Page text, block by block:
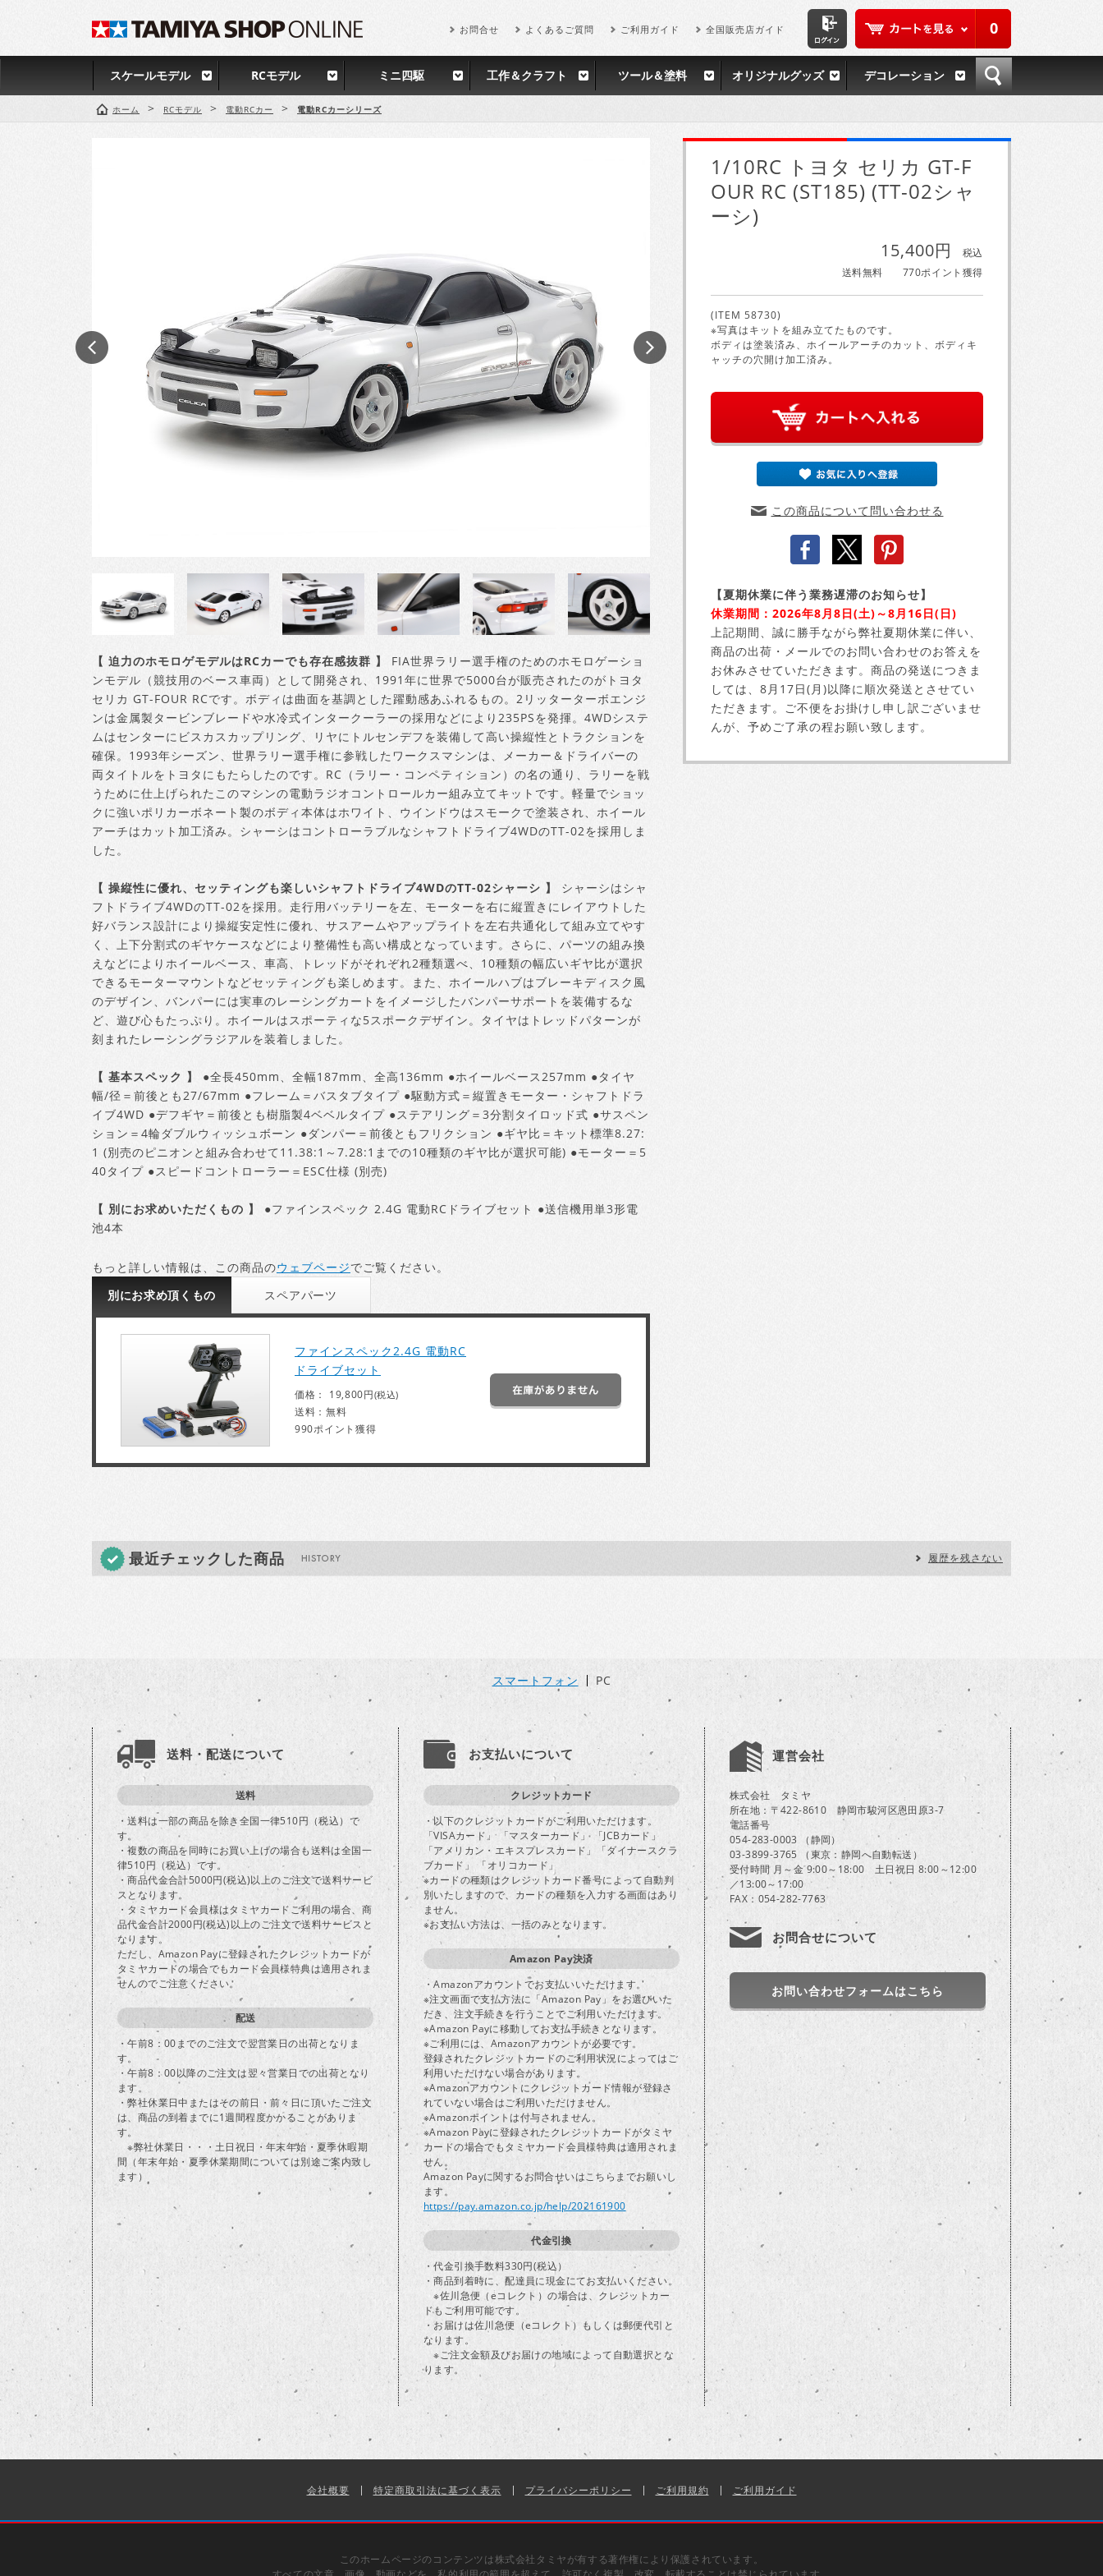
0
お問合せ よくあるご質問 ご利用ガイド 全国販売店ガイド
スケールモデル RCモデル ミニ四駆 工作＆クラフト ツール＆塗料 オリジナルグッズ デコレーション
ホーム > RCモデル > 電動RCカー > 電動RCカーシリーズ
【 迫力のホモロゲモデルはRCカーでも存在感抜群 】
FIA世界ラリー選手権のためのホモロゲーショ
ンモデル（競技用のベース車両）として開発され、1991年に世界で5000台が販売されたのがトヨタ
セリカ GT-FOUR RCです。ボディは曲面を基調とした躍動感あふれるもの。2リッターターボエンジ
ンは金属製タービンブレードや水冷式インタークーラーの採用などにより235PSを発揮。4WDシステ
ムはセンターにビスカスカップリング、リヤにトルセンデフを装備して高い操縦性とトラクションを
確保。1993年シーズン、世界ラリー選手権に参戦したワークスマシンは、メーカー＆ドライバーの
両タイトルをトヨタにもたらしたのです。RC（ラリー・コンペティション）の名の通り、ラリーを戦
うために仕上げられたこのマシンの電動ラジオコントロールカー組み立てキットです。軽量でショッ
クに強いポリカーボネート製のボディ本体はホワイト、ウインドウはスモークで塗装され、ホイール
アーチはカット加工済み。シャーシはコントローラブルなシャフトドライブ4WDのTT-02を採用しま
した。
【 操縦性に優れ、セッティングも楽しいシャフトドライブ4WDのTT-02シャーシ 】
シャーシはシャ
フトドライブ4WDのTT-02を採用。走行用バッテリーを左、モーターを右に縦置きにレイアウトした
好バランス設計により操縦安定性に優れ、サスアームやアップライトを左右共通化して組み立てやす
く、上下分割式のギヤケースなどにより整備性も高い構成となっています。さらに、パーツの組み換
えなどによりホイールベース、車高、トレッドがそれぞれ2種類選べ、10種類の幅広いギヤ比が選択
できるモーターマウントなどセッティングも楽しめます。また、ホイールハブはブレーキディスク風
のデザイン、バンパーには実車のレーシングカートをイメージしたバンパーサポートを装備するな
ど、遊び心もたっぷり。ホイールはスポーティな5スポークデザイン。タイヤはトレッドパターンが
刻まれたレーシングラジアルを装着しました。
【 基本スペック 】
●全長450mm、全幅187mm、全高136mm ●ホイールベース257mm ●タイヤ
幅/径＝前後とも27/67mm ●フレーム＝バスタブタイプ ●駆動方式＝縦置きモーター・シャフトドラ
イブ4WD ●デフギヤ＝前後とも樹脂製4ベベルタイプ ●ステアリング＝3分割タイロッド式 ●サスペン
ション＝4輪ダブルウィッシュボーン ●ダンパー＝前後ともフリクション ●ギヤ比＝キット標準8.27:
1 (別売のピニオンと組み合わせて11.38:1～7.28:1までの10種類のギヤ比が選択可能) ●モーター＝5
40タイプ ●スピードコントローラー＝ESC仕様 (別売)
【 別にお求めいただくもの 】
●ファインスペック 2.4G 電動RCドライブセット ●送信機用単3形電
池4本
もっと詳しい情報は、この商品のウェブページでご覧ください。
別にお求め頂くもの
スペアパーツ
ファインスペック2.4G 電動RC
ドライブセット
価格： 19,800円(税込)
送料：無料
990ポイント獲得
1/10RC トヨタ セリカ GT-F
OUR RC (ST185) (TT-02シャ
ーシ)
15,400円
税込
送料無料
770ポイント獲得
(ITEM 58730)
※写真はキットを組み立てたものです。
ボディは塗装済み、ホイールアーチのカット、ボディキ
ャッチの穴開け加工済み。
この商品について問い合わせる
【夏期休業に伴う業務遅滞のお知らせ】
休業期間：2026年8月8日(土)～8月16日(日)
上記期間、誠に勝手ながら弊社夏期休業に伴い、
商品の出荷・メールでのお問い合わせのお答えを
お休みさせていただきます。商品の発送につきま
しては、8月17日(月)以降に順次発送とさせてい
ただきます。ご不便をお掛けし申し訳ございませ
んが、予めご了承の程お願い致します。
最近チェックした商品 履歴を残さない
スマートフォン PC
送料・配送について
送料
・送料は一部の商品を除き全国一律510円（税込）で
す。
・複数の商品を同時にお買い上げの場合も送料は全国一
律510円（税込）です。
・商品代金合計5000円(税込)以上のご注文で送料サービ
スとなります。
・タミヤカード会員様はタミヤカードご利用の場合、商
品代金合計2000円(税込)以上のご注文で送料サービスと
なります。
ただし、Amazon Payに登録されたクレジットカードが
タミヤカードの場合でもカード会員様特典は適用されま
せんのでご注意ください。
配送
・午前8：00までのご注文で翌営業日の出荷となりま
す。
・午前8：00以降のご注文は翌々営業日での出荷となり
ます。
・弊社休業日中またはその前日・前々日に頂いたご注文
は、商品の到着までに1週間程度かかることがありま
す。
※弊社休業日・・・土日祝日・年末年始・夏季休暇期
間（年末年始・夏季休業期間については別途ご案内致し
ます）
お支払いについて
クレジットカード
・以下のクレジットカードがご利用いただけます。
「VISAカード」 「マスターカード」 「JCBカード」
「アメリカン・エキスプレスカード」「ダイナースクラ
ブカード」 「オリコカード」
※カードの種類はクレジットカード番号によって自動判
別いたしますので、カードの種類を入力する画面はあり
ません。
※お支払い方法は、一括のみとなります。
Amazon Pay決済
・Amazonアカウントでお支払いいただけます。
※注文画面で支払方法に「Amazon Pay」をお選びいた
だき、注文手続きを行うことでご利用いただけます。
※Amazon Payに移動してお支払手続きとなります。
※ご利用には、Amazonアカウントが必要です。
登録されたクレジットカードのご利用状況によってはご
利用いただけない場合があります。
※Amazonアカウントにクレジットカード情報が登録さ
れていない場合はご利用いただけません。
※Amazonポイントは付与されません。
※Amazon Payに登録されたクレジットカードがタミヤ
カードの場合でもタミヤカード会員様特典は適用されま
せん。
Amazon Payに関するお問合せいはこちらまでお願いし
ます。
https://pay.amazon.co.jp/help/202161900
代金引換
・代金引換手数料330円(税込）
・商品到着時に、配達員に現金にてお支払いください。
※佐川急便（eコレクト）の場合は、クレジットカー
ドもご利用可能です。
・お届けは佐川急便（eコレクト）もしくは郵便代引と
なります。
※ご注文金額及びお届けの地域によって自動選択とな
ります。
運営会社
株式会社 タミヤ
所在地：〒422-8610 静岡市駿河区恩田原3-7
電話番号
054-283-0003 （静岡）
03-3899-3765 （東京：静岡へ自動転送）
受付時間 月～金 9:00～18:00 土日祝日 8:00～12:00
／13:00～17:00
FAX：054-282-7763
お問合せについて
お問い合わせフォームはこちら
会社概要 特定商取引法に基づく表示 プライバシーポリシー ご利用規約 ご利用ガイド
このホームページのコンテンツは株式会社タミヤが有する著作権により保護されています。